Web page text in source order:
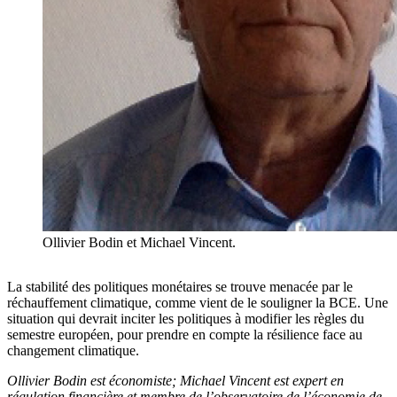
Ollivier Bodin et Michael Vincent.
La stabilité des politiques monétaires se trouve menacée par le
réchauffement climatique, comme vient de le souligner la BCE. Une
situation qui devrait inciter les politiques à modifier les règles du
semestre européen, pour prendre en compte la résilience face au
changement climatique.
Ollivier Bodin est économiste; Michael Vincent est expert en